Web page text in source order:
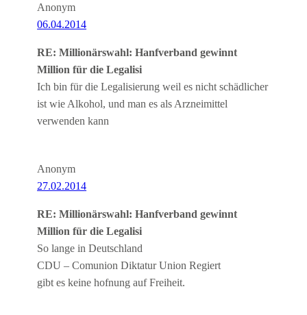
Anonym
06.04.2014
RE: Millionärswahl: Hanfverband gewinnt
Million für die Legalisi
Ich bin für die Legalisierung weil es nicht schädlicher
ist wie Alkohol, und man es als Arzneimittel
verwenden kann
Anonym
27.02.2014
RE: Millionärswahl: Hanfverband gewinnt
Million für die Legalisi
So lange in Deutschland
CDU – Comunion Diktatur Union Regiert
gibt es keine hofnung auf Freiheit.